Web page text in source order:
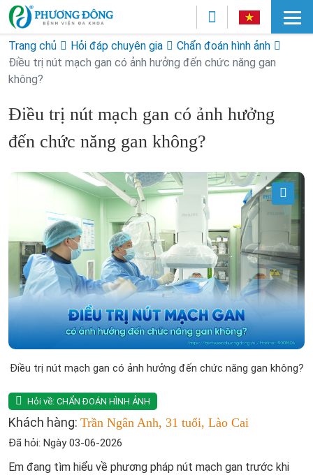
Trang chủ Hỏi đáp chuyên gia
Chẩn đoán hình ảnh
Điều trị nút mạch gan có ảnh hưởng đến chức năng gan
không?
Điều trị nút mạch gan có ảnh hưởng
đến chức năng gan không?
Điều trị nút mạch gan có ảnh hưởng đến chức năng gan không?
Hỏi về: CHẨN ĐOÁN HÌNH ẢNH
Khách hàng: Trần Ngân Anh, 31 tuổi, Lào Cai
Đã hỏi: Ngày 03-06-2026
Em đang tìm hiểu về phương pháp nút mạch gan trước khi